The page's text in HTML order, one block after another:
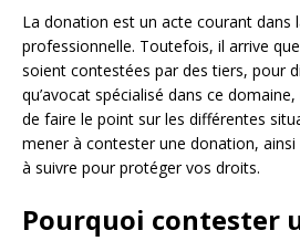
La donation est un acte courant dans
professionnelle. Toutefois, il arrive
soient contestées par des tiers, pour
qu’avocat spécialisé dans ce
de faire le point sur les différentes
mener à contester une donation, ainsi
à suivre pour protéger vos droits.
Pourquoi contester